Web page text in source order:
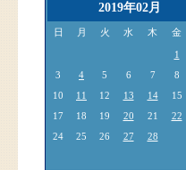
2019年02月
日 月 火 水 木 金
1
3
4 5 6 7 8
10
11 12 13 14 15
17
18 19 20 21 22
24
25 26 27 28